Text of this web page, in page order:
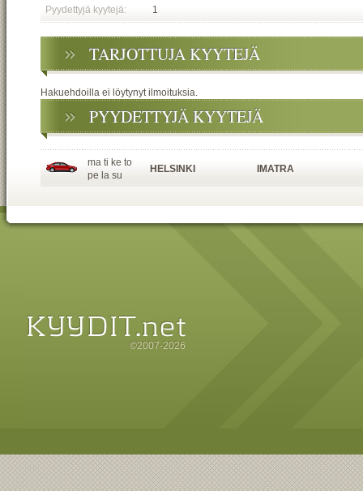
Pyydettyjä kyytejä: 1
TARJOTTUJA KYYTEJÄ
Hakuehdoilla ei löytynyt ilmoituksia.
PYYDETTYJÄ KYYTEJÄ
ma ti ke to
pe la su
HELSINKI IMATRA
©2007-2026